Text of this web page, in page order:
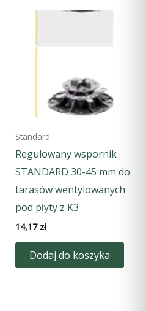
Standard
Regulowany wspornik
STANDARD 30-45 mm do
tarasów wentylowanych
pod płyty z K3
14,17 zł
Dodaj do koszyka